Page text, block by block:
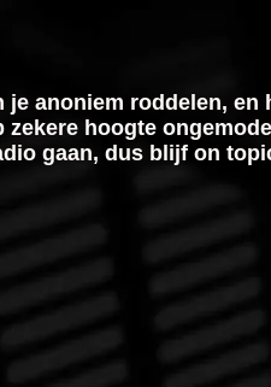
anoniem roddelen,
hoogte
gaan, dus blijf on